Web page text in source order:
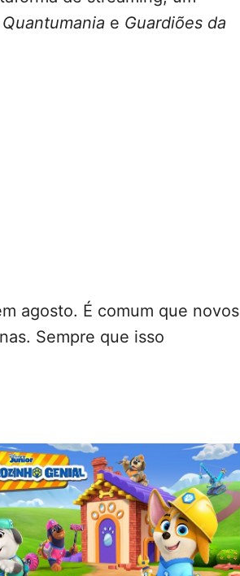
e Guardiões da
agosto. É comum que novos
Sempre que isso